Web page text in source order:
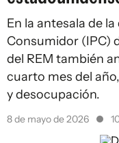
En la antesala de
Consumidor (IPC)
del REM también
cuarto mes del
y desocupación.
8 de mayo de 2026